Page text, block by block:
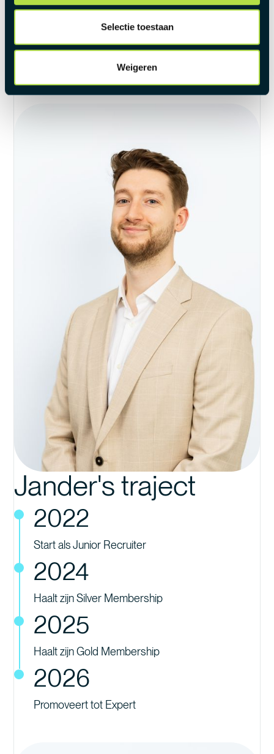
Selectie toestaan
Weigeren
Senior Recruiter
2026
Haalt zijn Platinum Membership
Jander's traject
2022
Start als Junior Recruiter
2024
Haalt zijn Silver Membership
2025
Haalt zijn Gold Membership
2026
Promoveert tot Expert